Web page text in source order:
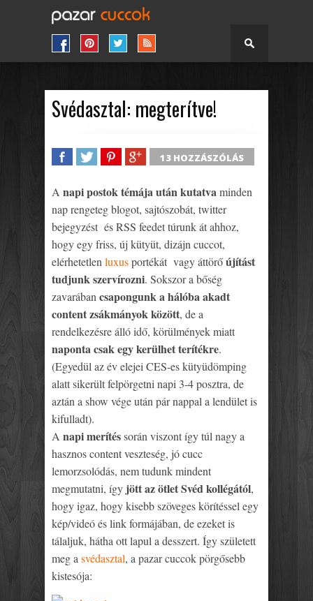
Svédasztal: megterítve!
13 HOZZÁSZÓLÁS
A napi postok témája után kutatvaminden
nap rengeteg blogot, sajtószobát, twitter
bejegyzést és RSS feedet túrunk át ahhoz,
hogy egy friss, új kütyüt, dizájn cuccot,
elérhetetlen luxusportékát vagy áttörőújítást
tudjunk szervírozni. Sokszor a bőség
zavarában csapongunk a hálóba akadt
content zsákmányok között, de a
rendelkezésre álló idő, körülmények miatt
naponta csak egy kerülhet terítékre.
(Egyedül az év elejei CES-es kütyüdömping
alatt sikerült felpörgetni napi 3-4 posztra, de
aztán a show vége után pár nappal a lendület is
kifulladt).
A napi merítéssorán viszont így túl nagy a
hasznos content veszteség, jó cucc
lemorzsolódás, nem tudunk mindent
megmutatni, így jött az ötlet Svéd kollégától,
hogy igaz, hogy kisebb szöveges körítéssel egy
kép/videó és link formájában, de ezeket is
tálaljuk, hátha ott lapul a desszert. Így született
meg a svédasztal, a pazar cuccok pörgősebb
kistesója: